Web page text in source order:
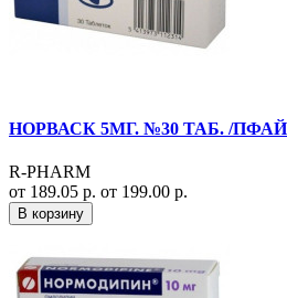
НОРВАСК 5МГ. №30 ТАБ. /
R-PHARM
от 189.05 р. от 199.00 р.
В корзину